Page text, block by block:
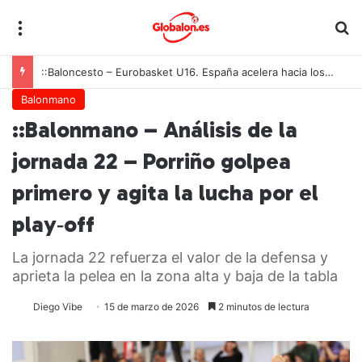
::Baloncesto – Eurobasket U16. España acelera hacia los octavos tras una exhibición colectiva ante Georgia
Balonmano
::Balonmano – Análisis de la
jornada 22 – Porriño golpea
primero y agita la lucha por el
play‑off
La jornada 22 refuerza el valor de la defensa y
aprieta la pelea en la zona alta y baja de la tabla
Diego Vibe 15 de marzo de 2026 2 minutos de lectura